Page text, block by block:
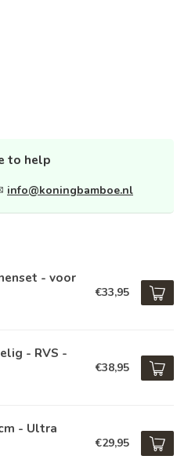
to help
info@koningbamboe.nl
- voor
€33,95
- RVS -
€38,95
- Ultra
€29,95